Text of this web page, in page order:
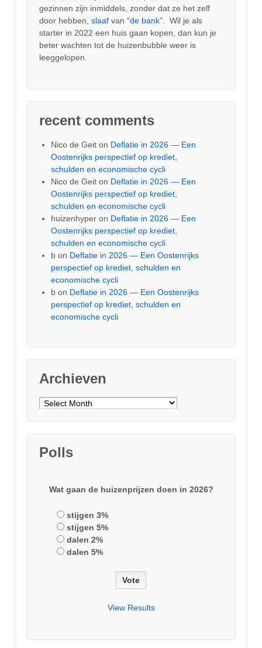
gezinnen zijn inmiddels, zonder dat ze het zelf
door hebben, slaaf van “de bank”.
Wil je als
starter in 2022 een huis gaan kopen, dan kun je
beter wachten tot de huizenbubble weer is
leeggelopen.
recent comments
Nico de Geit on Deflatie in 2026 — Een
Oostenrijks perspectief op krediet,
schulden en economische cycli
Nico de Geit on Deflatie in 2026 — Een
Oostenrijks perspectief op krediet,
schulden en economische cycli
huizenhyper on Deflatie in 2026 — Een
Oostenrijks perspectief op krediet,
schulden en economische cycli
b on Deflatie in 2026 — Een Oostenrijks
perspectief op krediet, schulden en
economische cycli
b on Deflatie in 2026 — Een Oostenrijks
perspectief op krediet, schulden en
economische cycli
Archieven
Archieven
Polls
Wat gaan de huizenprijzen doen in 2026?
stijgen 3%
stijgen 5%
dalen 2%
dalen 5%
View Results